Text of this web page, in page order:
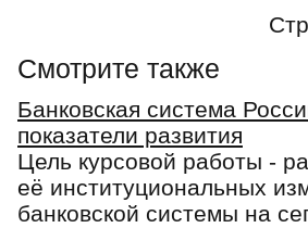
Смотрите также
Банковская система
показатели развития
Цель курсовой работы -
её институциональных
банковской системы на